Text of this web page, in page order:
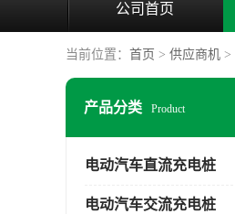
公司首页
当前位置： 首页 > 供应商机 >
产品分类 Product
电动汽车直流充电桩
电动汽车交流充电桩